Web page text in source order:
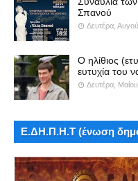
Σπανού
Δευτέρα,
Ο ηλίθιος
ευτυχία του
Δευτέρα,
Ε.ΔΗ.Π.Η.Τ (ένωση